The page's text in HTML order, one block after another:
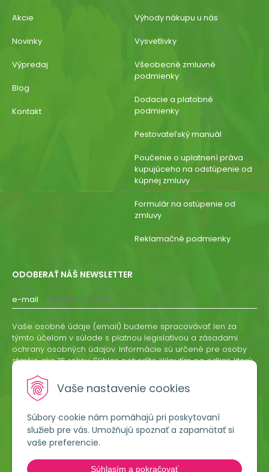
Vaše nastavenie cookies
Súbory cookie nám pomáhajú pri poskytovaní
služieb pre vás. Umožňujú spoznať a zapamätať si
vaše preferencie.
Súhlasím a pokračovať
Lumigreen, s.r.o.
Akcie
Novinky
Výpredaj
Blog
Kontakt
Výhody nákupu u nás
Vysvetlivky
Všeobecné zmluvné
podmienky
Dodacie a platobné
podmienky
Pestovateľský manuál
Poučenie o uplatnení práva
kupujúceho na odstúpenie od
kúpnej zmluvy
Formulár na ostúpenie od
zmluvy
Reklamačné podmienky
ODOBERAŤ NÁŠ NEWSLETTER
e-mail
ODOBERAŤ
Vaše osobné údaje (email) budeme spracovávať len za
týmto účelom v súlade s platnou legislatívou a zásadami
ochrany osobných údajov. Informácie sú určené pre osoby
staršie ako 16 rokov. Súhlas potvrdíte kliknutím na odkaz, ktorý
odvolať písomne, emailom alebo kliknutím na odkaz z
ktoréhokoľvek informačného emailu.